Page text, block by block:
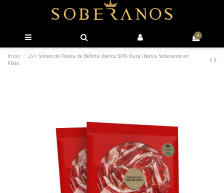
0
Inicio
2x1 Sobres de Paleta de Bellota Ibérica 50% Raza Ibérica Soberanos en
Plato